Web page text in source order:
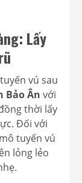
Lấy
vú sau
Bảo Ân với
thời lấy
Đối với
tuyến vú
lỏng lẻo